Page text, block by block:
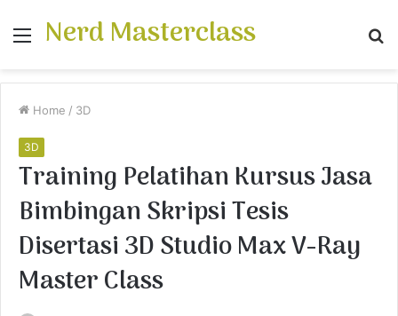
Menu
Nerd Masterclass
Home / 3D
3D
Training Pelatihan Kursus Jasa
Bimbingan Skripsi Tesis
Disertasi 3D Studio Max V-Ray
Master Class